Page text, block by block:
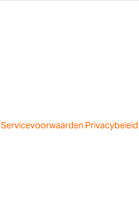
ServicevoorwaardenPrivacybeleid